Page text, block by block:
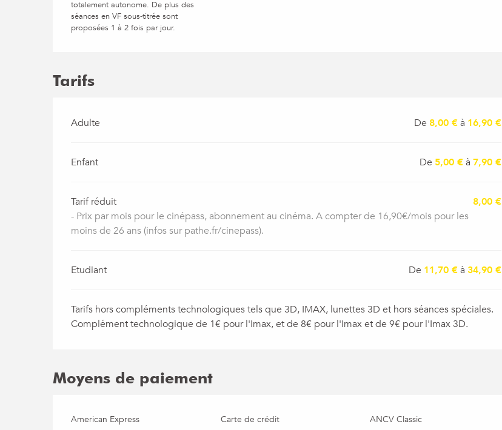
totalement autonome. De plus des
séances en VF sous-titrée sont
proposées 1 à 2 fois par jour.
Tarifs
Tarifs 2026
Adulte De 8,00 €à 16,90 €
Enfant De5,00 €à7,90 €
Tarif réduit
- Prix par mois pour le cinépass, abonnement au cinéma. A compter de 16,90€/mois pour les
moins de 26 ans (infos sur pathe.fr/cinepass).
8,00 €
Etudiant De 11,70 €à 34,90 €
Tarifs hors compléments technologiques tels que 3D, IMAX, lunettes 3D et hors séances spéciales.
Complément technologique de 1€ pour l'Imax, et de 8€ pour l'Imax et de 9€ pour l'Imax 3D.
Moyens de paiement
American Express Carte de crédit ANCV Classic